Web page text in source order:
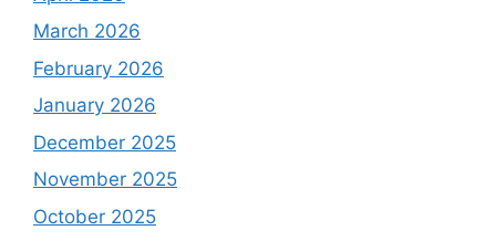
March 2026
February 2026
January 2026
December 2025
November 2025
October 2025